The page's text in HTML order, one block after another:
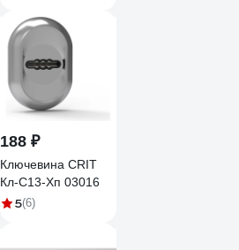
188 ₽
Ключевина CRIT
Кл-С13-Хп 03016
5(6)